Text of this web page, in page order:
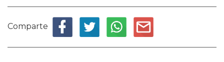
Comparte